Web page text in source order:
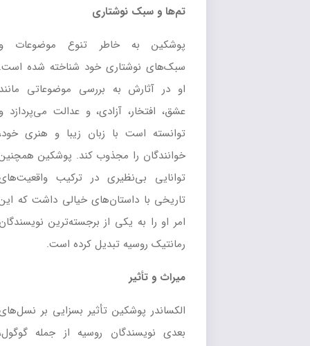
تم‌ها و سبک نوشتاری
پوشکین به خاطر تنوع موضوعات و
سبک‌های نوشتاری خود شناخته شده است.
او در آثارش به بررسی موضوعاتی مانند
عشق، افتخار، آزادی، و عدالت می‌پردازد و
توانسته است با زبان زیبا و هنری خود،
خوانندگان را مجذوب کند. پوشکین همچنین
توانایی بی‌نظیری در ترکیب واقعیت‌های
تاریخی با داستان‌های خیالی داشت که این
امر او را به یکی از برجسته‌ترین نویسندگان
رمانتیک روسیه تبدیل کرده است.
میراث و تأثیر
الکساندر پوشکین تأثیر بسزایی بر نسل‌های
بعدی نویسندگان روسیه از جمله گوگول،